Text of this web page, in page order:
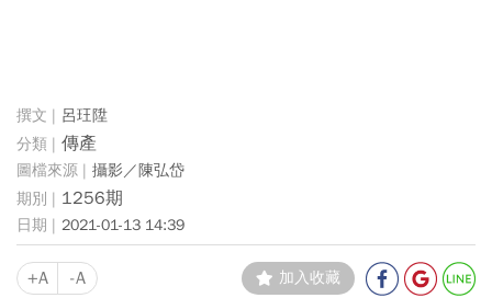
呂玨陞
傳產
攝影／陳弘岱
1256期
2021-01-13 14:39
+A -A 加入收藏